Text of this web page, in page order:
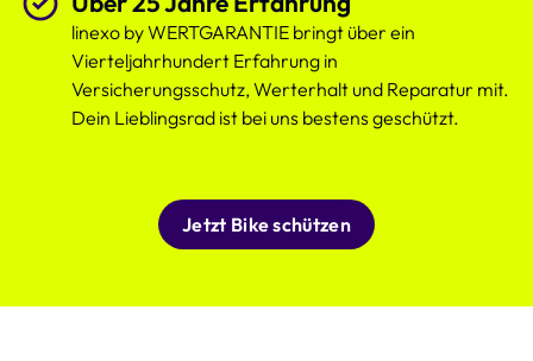
linexo by WERTGARANTIE bringt über ein
Vierteljahrhundert Erfahrung in
Versicherungsschutz, Werterhalt und Reparatur mit.
Dein Lieblingsrad ist bei uns bestens geschützt.
Jetzt Bike schützen